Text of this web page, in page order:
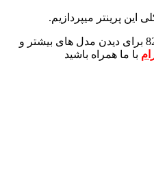
پرینتر میپردازیم.
برای دیدن مدل های بیشتر و
با ما همراه باشید